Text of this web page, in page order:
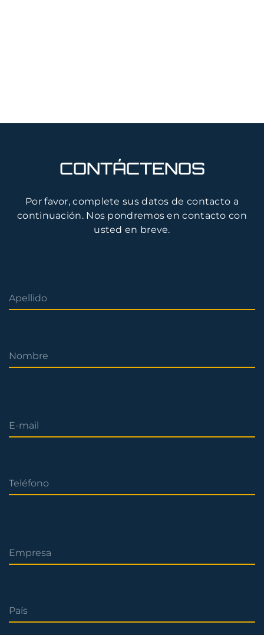
CONTÁCTENOS
Por favor, complete sus datos de contacto a
continuación. Nos pondremos en contacto con
usted en breve.